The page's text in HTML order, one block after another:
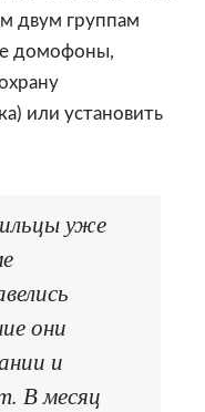
двум группам
домофоны,
или установить
уже
они
и
В месяц